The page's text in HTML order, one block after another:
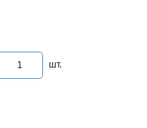
шт.